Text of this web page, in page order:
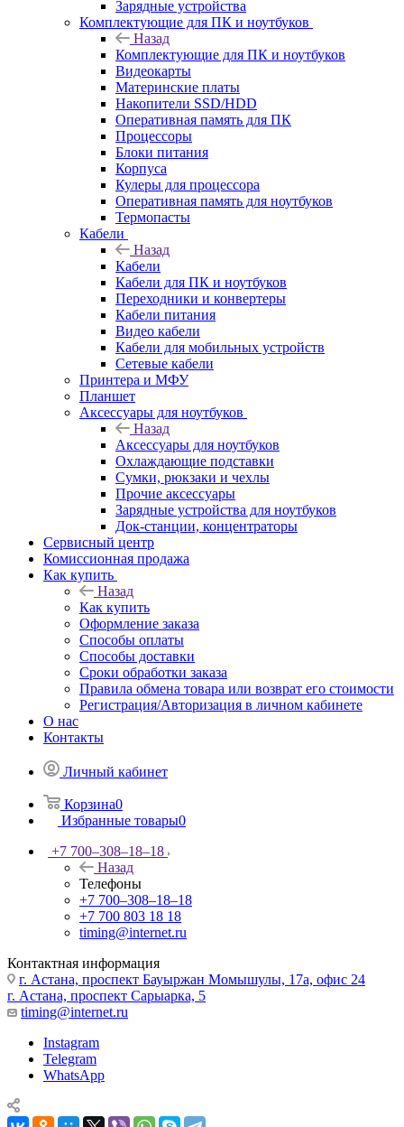
Зарядные устройства
Комплектующие для ПК и ноутбуков
Назад
Комплектующие для ПК и ноутбуков
Видеокарты
Материнские платы
Накопители SSD/HDD
Оперативная память для ПК
Процессоры
Блоки питания
Корпуса
Кулеры для процессора
Оперативная память для ноутбуков
Термопасты
Кабели
Назад
Кабели
Кабели для ПК и ноутбуков
Переходники и конвертеры
Кабели питания
Видео кабели
Кабели для мобильных устройств
Сетевые кабели
Принтера и МФУ
Планшет
Аксессуары для ноутбуков
Назад
Аксессуары для ноутбуков
Охлаждающие подставки
Сумки, рюкзаки и чехлы
Прочие аксессуары
Зарядные устройства для ноутбуков
Док-станции, концентраторы
Сервисный центр
Комиссионная продажа
Как купить
Назад
Как купить
Оформление заказа
Способы оплаты
Способы доставки
Сроки обработки заказа
Правила обмена товара или возврат его стоимости
Регистрация/Авторизация в личном кабинете
О нас
Контакты
Личный кабинет
Корзина0
Избранные товары0
+7 700‒308‒18‒18
Назад
Телефоны
+7 700‒308‒18‒18
+7 700 803 18 18
timing@internet.ru
Контактная информация
г. Астана, проспект Бауыржан Момышулы, 17а, офис 24
г. Астана, проспект Сарыарка, 5
timing@internet.ru
Instagram
Telegram
WhatsApp